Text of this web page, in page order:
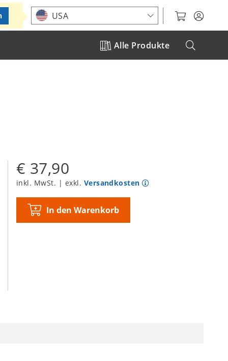
Standort auswählen
Alle Produkte
USA
€ 37,90
inkl. MwSt. | exkl. Versandkosten
In den Warenkorb